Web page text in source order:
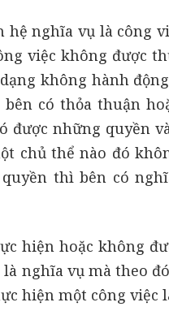
hệ nghĩa vụ là công
việc không được
không hành
có thỏa thuận
được những quyền
chủ thể nào đó
thì bên có
hiện hoặc không
nghĩa vụ mà theo
hiện một công việc